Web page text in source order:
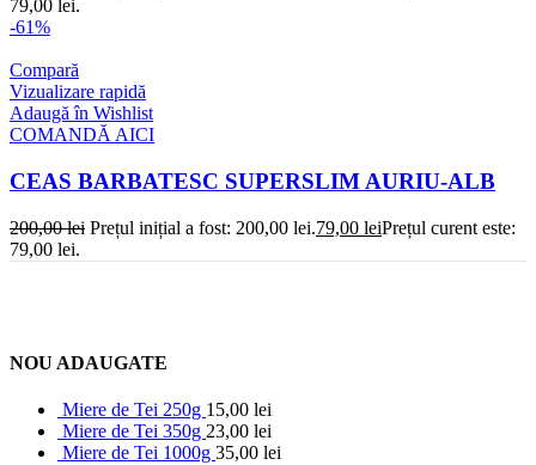
79,00 lei.
-61%
Compară
Vizualizare rapidă
Adaugă în Wishlist
COMANDĂ AICI
CEAS BARBATESC SUPERSLIM AURIU-ALB
200,00lei Prețul inițial a fost: 200,00 lei.79,00 leiPrețul curent este:
79,00 lei.
NOU ADAUGATE
Miere de Tei 250g 15,00 lei
Miere de Tei 350g 23,00 lei
Miere de Tei 1000g 35,00 lei